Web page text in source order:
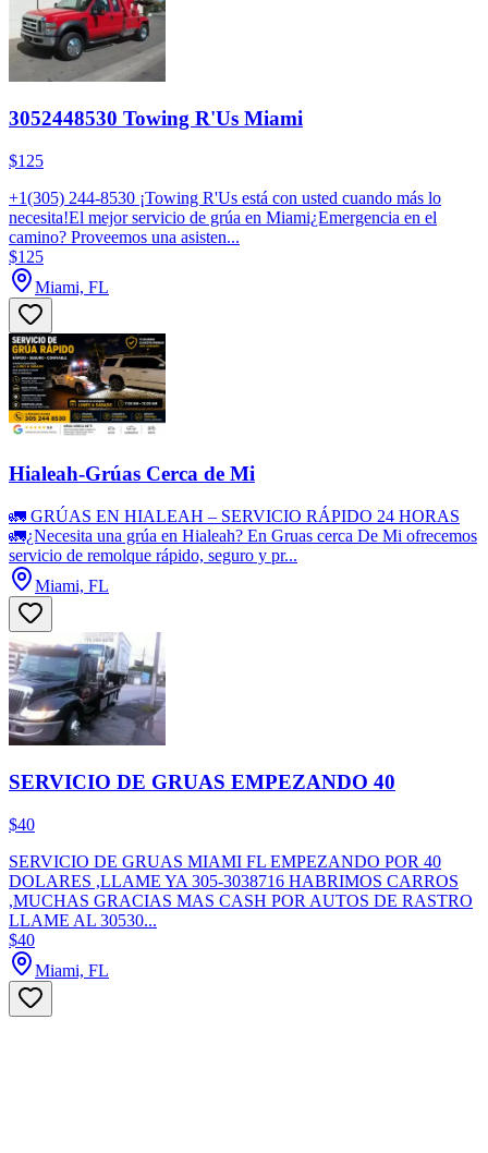
3052448530 Towing R'Us Miami
$125
+1(305) 244-8530 ¡Towing R'Us está con usted cuando más lo
necesita!El mejor servicio de grúa en Miami¿Emergencia en el
camino? Proveemos una asisten...
$125
Miami, FL
Hialeah-Grúas Cerca de Mi
🚛 GRÚAS EN HIALEAH – SERVICIO RÁPIDO 24 HORAS
🚛¿Necesita una grúa en Hialeah? En Gruas cerca De Mi ofrecemos
servicio de remolque rápido, seguro y pr...
Miami, FL
SERVICIO DE GRUAS EMPEZANDO 40
$40
SERVICIO DE GRUAS MIAMI FL EMPEZANDO POR 40
DOLARES ,LLAME YA 305-3038716 HABRIMOS CARROS
,MUCHAS GRACIAS MAS CASH POR AUTOS DE RASTRO
LLAME AL 30530...
$40
Miami, FL